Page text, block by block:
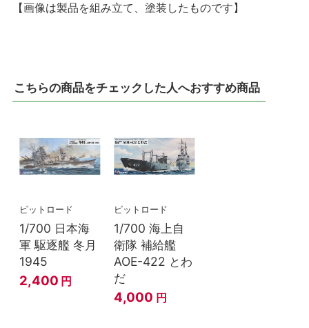
【画像は製品を組み立て、塗装したものです】
こちらの商品をチェックした人へおすすめ商品
ピットロード
1/700 日本海
軍 駆逐艦 冬月
1945
2,400 円
ピットロード
1/700 海上自
衛隊 補給艦
AOE-422 とわ
だ
4,000 円